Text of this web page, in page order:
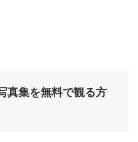
真集を無料で観る方